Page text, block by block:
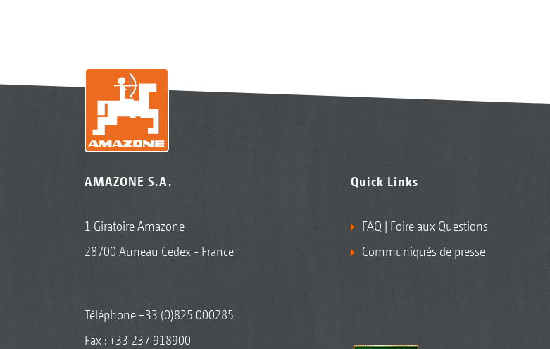
AMAZONE S.A.
1 Giratoire Amazone
28700 Auneau Cedex - France
Téléphone+33 (0)825 000285
Fax : +33 237 918900
Quick Links
FAQ | Foire aux Questions
Communiqués de presse